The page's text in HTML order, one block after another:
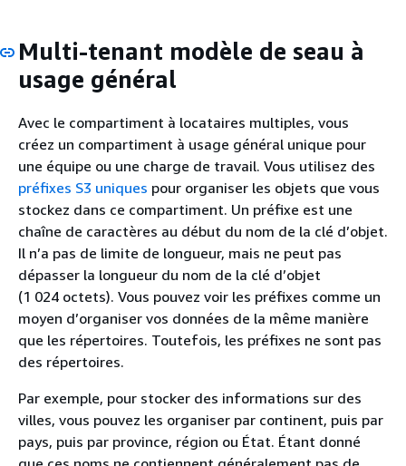
Multi-tenant modèle de seau à
usage général
Avec le compartiment à locataires multiples, vous
créez un compartiment à usage général unique pour
une équipe ou une charge de travail. Vous utilisez des
préfixes S3 uniques pour organiser les objets que vous
stockez dans ce compartiment. Un préfixe est une
chaîne de caractères au début du nom de la clé d’objet.
Il n’a pas de limite de longueur, mais ne peut pas
dépasser la longueur du nom de la clé d’objet
(1 024 octets). Vous pouvez voir les préfixes comme un
moyen d’organiser vos données de la même manière
que les répertoires. Toutefois, les préfixes ne sont pas
des répertoires.
Par exemple, pour stocker des informations sur des
villes, vous pouvez les organiser par continent, puis par
pays, puis par province, région ou État. Étant donné